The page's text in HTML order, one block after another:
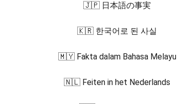
🇯🇵 日本語の事実
🇰🇷 한국어로 된 사실
🇲🇾 Fakta dalam Bahasa Melayu
🇳🇱 Feiten in het Nederlands